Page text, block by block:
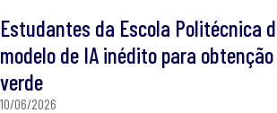
Estudantes da Escola Politécnica
modelo de IA inédito para
verde
10/06/2026